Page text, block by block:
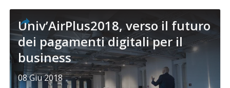
Univ’AirPlus2018, verso il futuro
dei pagamenti digitali per il
business
08 Giu 2018